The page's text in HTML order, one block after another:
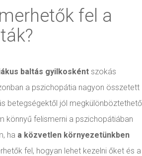
fel a
baltás gyilkosként szokás
a pszichopátia nagyon összetett
betegségektől jól megkülönböztethető
könnyű felismerni a pszichopátiában
ha a közvetlen környezetünkben
fel, hogyan lehet kezelni őket és a